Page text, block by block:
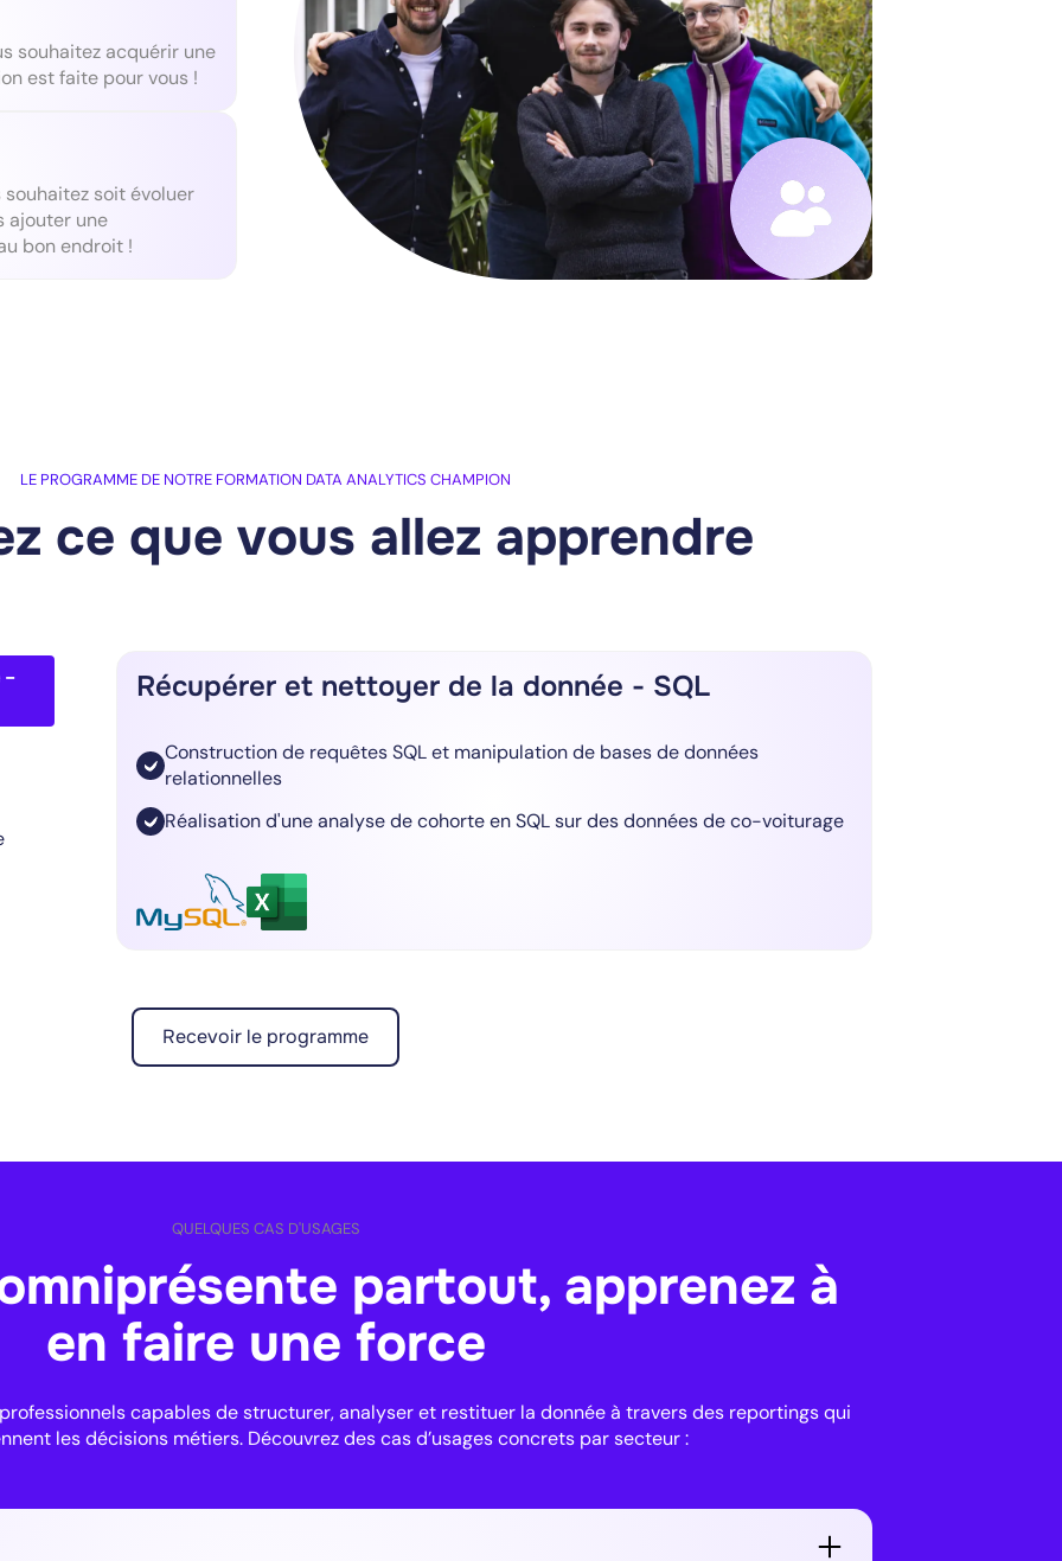
souhaitez acquérir une
est faite pour vous !
soit évoluer
ajouter une
bon endroit !
LE PROGRAMME DE NOTRE FORMATION DATA ANALYTICS CHAMPION
ce que vous allez apprendre
-
Récupérer et nettoyer de la donnée - SQL
Construction de requêtes SQL et manipulation de bases de données
relationnelles
Réalisation d'une analyse de cohorte en SQL sur des données de co-voiturage
Recevoir le programme
QUELQUES CAS D'USAGES
partout, apprenez à
en faire une force
capables de structurer, analyser et restituer la donnée à travers des reportings qui
les décisions métiers. Découvrez des cas d’usages concrets par secteur :